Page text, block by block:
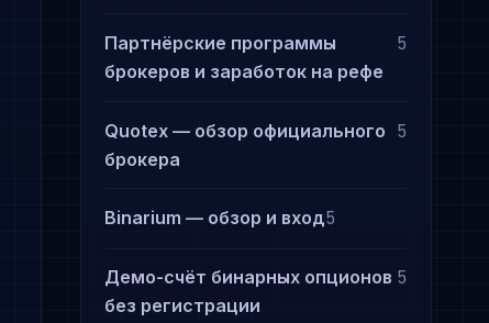
Партнёрские программы
брокеров и заработок на рефе
5
Quotex — обзор официального
брокера
5
Binarium — обзор и вход5
Демо-счёт бинарных опционов
без регистрации
5